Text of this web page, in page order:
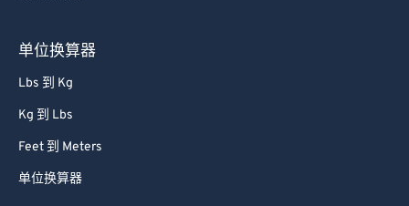
单位换算器
Lbs 到 Kg
Kg 到 Lbs
Feet 到 Meters
单位换算器